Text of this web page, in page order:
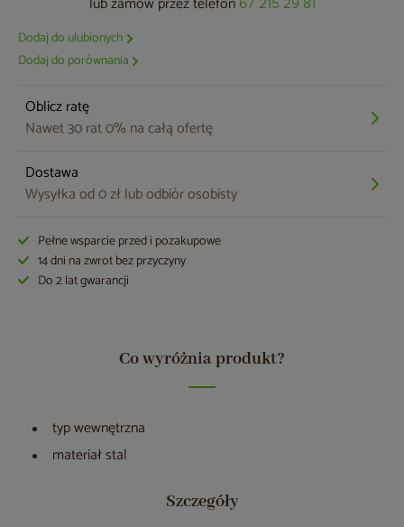
67 215 29 81
Dodaj do ulubionych
Dodaj do porównania
Oblicz ratę
Nawet 30 rat 0% na całą ofertę
Dostawa
Wysyłka od 0 zł lub odbiór osobisty
Pełne wsparcie przed i pozakupowe
14 dni na zwrot bez przyczyny
Do 2 lat gwarancji
Co wyróżnia produkt?
typ wewnętrzna
materiał stal
Szczegóły